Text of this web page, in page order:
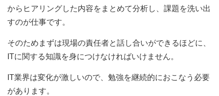
からヒアリングした内容をまとめて分析し、課題を洗い出
すのが仕事です。
そのためまずは現場の責任者と話し合いができるほどに、
ITに関する知識を身につけなければいけません。
IT業界は変化が激しいので、勉強を継続的におこなう必要
があります。